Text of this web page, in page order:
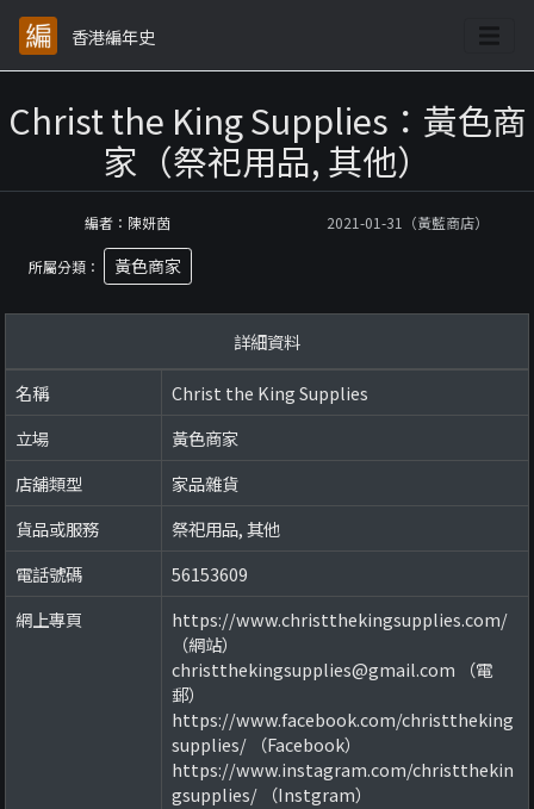
香港編年史
Christ the King Supplies：黃色商
家（祭祀用品, 其他）
編者：陳妍茵 2021-01-31（黃藍商店）
所屬分類： 黃色商家
詳細資料
名稱
Christ the King Supplies
立場
黃色商家
店舖類型
家品雜貨
貨品或服務
祭祀用品, 其他
電話號碼
56153609
網上專頁
https://www.christthekingsupplies.com/
（網站）
christthekingsupplies@gmail.com （電
郵）
https://www.facebook.com/christtheking
supplies/ （Facebook）
https://www.instagram.com/christthekin
gsupplies/ （Instgram）